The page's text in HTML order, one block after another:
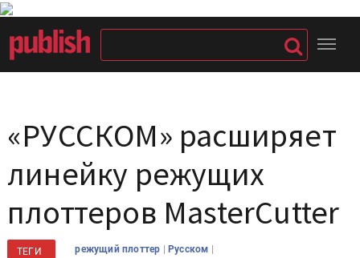
«РУССКОМ» расширяет
линейку режущих
плоттеров MasterCutter
ТЕГИ режущий плоттер | Русском |